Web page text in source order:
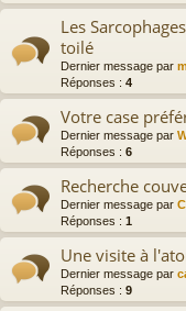
Les
toilé
Dernier message par
Réponses : 4
Votre case
Dernier message par
Réponses : 6
Recherche
Dernier message par
Réponses : 1
Une visite à
Dernier message par
Réponses : 9